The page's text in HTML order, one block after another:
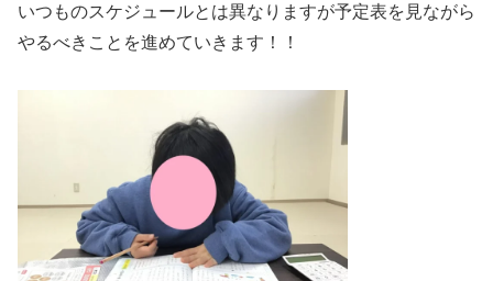
いつものスケジュールとは異なりますが予定表を見ながら
やるべきことを進めていきます！！